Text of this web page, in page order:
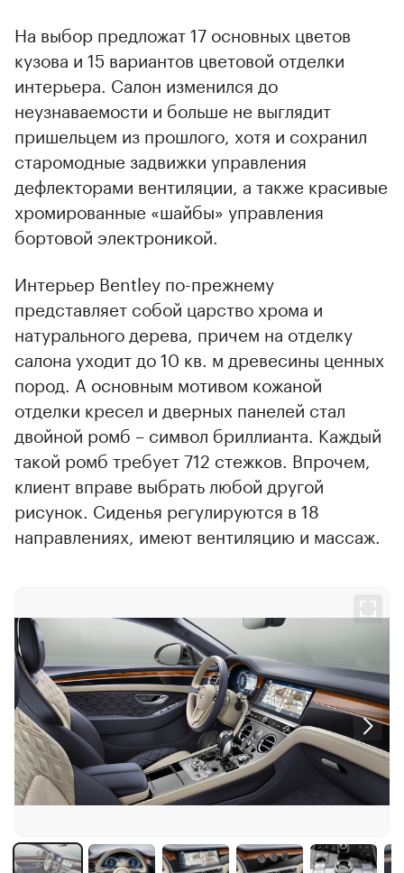
00:00 / 00:00
На выбор предложат 17 основных цветов
кузова и 15 вариантов цветовой отделки
интерьера. Салон изменился до
неузнаваемости и больше не выглядит
пришельцем из прошлого, хотя и сохранил
старомодные задвижки управления
дефлекторами вентиляции, а также красивые
хромированные «шайбы» управления
бортовой электроникой.
Интерьер Bentley по-прежнему
представляет собой царство хрома и
натурального дерева, причем на отделку
салона уходит до 10 кв. м древесины ценных
пород. А основным мотивом кожаной
отделки кресел и дверных панелей стал
двойной ромб – символ бриллианта. Каждый
такой ромб требует 712 стежков. Впрочем,
клиент вправе выбрать любой другой
рисунок. Сиденья регулируются в 18
направлениях, имеют вентиляцию и массаж.